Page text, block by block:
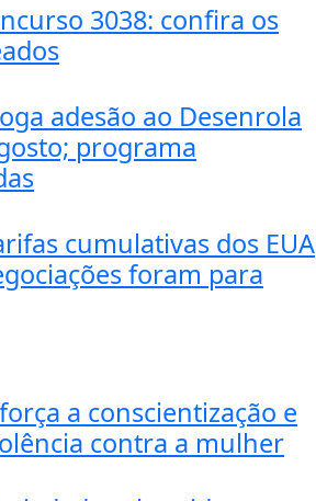
3038: confira os
adesão ao Desenrola
programa
cumulativas dos EUA
foram para
a conscientização e
contra a mulher